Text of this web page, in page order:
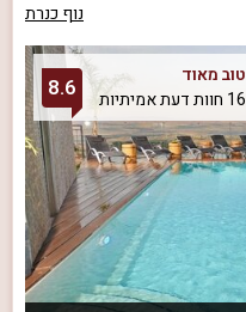
נוף כנרת
טוב מאוד
16 חוות דעת אמיתיות
8.6